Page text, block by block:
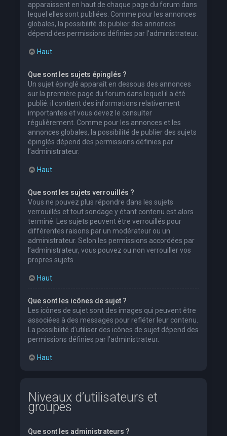
apparaissent en haut de chaque page du forum dans
lequel elles sont publiées. Comme pour les annonces
globales, la possibilité de publier des annonces
dépend des permissions définies par l’administrateur.
Haut
Que sont les sujets épinglés ?
Un sujet épinglé apparaît en dessous des annonces
sur la première page du forum dans lequel il a été
publié. il contient des informations relativement
importantes et vous devez le consulter
régulièrement. Comme pour les annonces et les
annonces globales, la possibilité de publier des sujets
épinglés dépend des permissions définies par
l’administrateur.
Haut
Que sont les sujets verrouillés ?
Vous ne pouvez plus répondre dans les sujets
verrouillés et tout sondage y étant contenu est alors
terminé. Les sujets peuvent être verrouillés pour
différentes raisons par un modérateur ou un
administrateur. Selon les permissions accordées par
l’administrateur, vous pouvez ou non verrouiller vos
propres sujets.
Haut
Que sont les icônes de sujet ?
Les icônes de sujet sont des images qui peuvent être
associées à des messages pour refléter leur contenu.
La possibilité d’utiliser des icônes de sujet dépend des
permissions définies par l’administrateur.
Haut
Niveaux d’utilisateurs et
groupes
Que sont les administrateurs ?